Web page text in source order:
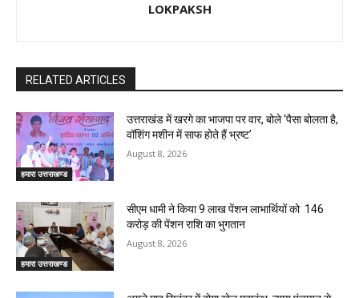
LOKPAKSH
RELATED ARTICLES
हमारा उत्तराखण्ड
उत्तराखंड में खरगे का भाजपा पर वार, बोले ‘पैसा बोलता है,
वॉशिंग मशीन में साफ होते हैं भ्रष्ट’
August 8, 2026
हमारा उत्तराखण्ड
सीएम धामी ने किया 9 लाख पेंशन लाभार्थियों को ₹ 146
करोड़ की पेंशन राशि का भुगतान
August 8, 2026